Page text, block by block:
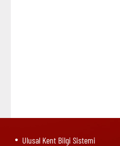
Ulusal Kent Bilgi Sistemi